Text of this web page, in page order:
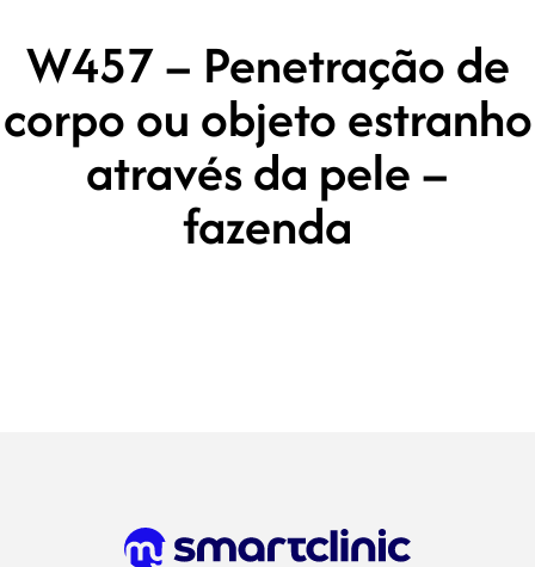
W457 – Penetração de
corpo ou objeto estranho
através da pele –
fazenda